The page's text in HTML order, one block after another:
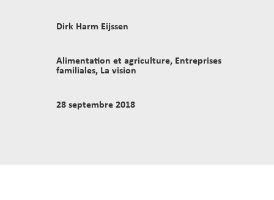
Dirk Harm Eijssen
Alimentation et agriculture, Entreprises
familiales, La vision
28 septembre 2018